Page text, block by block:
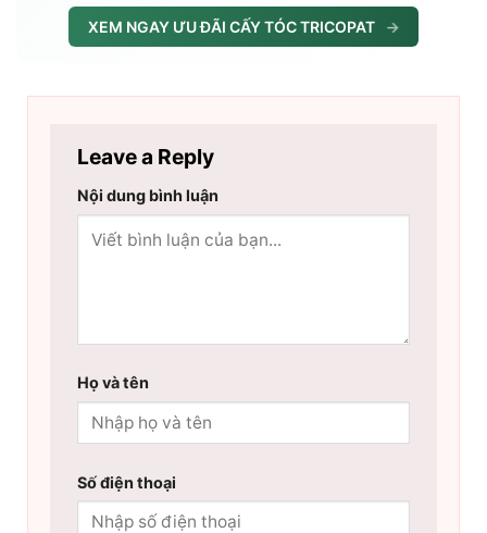
XEM NGAY ƯU ĐÃI CẤY TÓC TRICOPAT →
Leave a Reply
Nội dung bình luận
Họ và tên
Số điện thoại